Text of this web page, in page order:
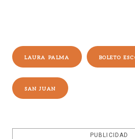
LAURA PALMA BOLETO
SAN JUAN
PUBLICIDAD